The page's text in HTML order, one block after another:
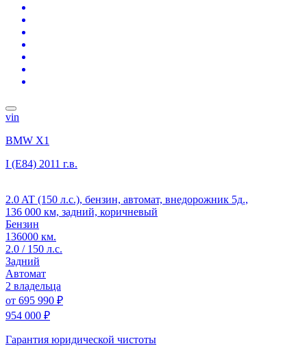
vin
BMW X1
I (E84) 2011 г.в.
2.0 AT (150 л.с.), бензин, автомат, внедорожник 5д.,
136 000 км, задний, коричневый
Бензин
136000 км.
2.0 / 150 л.с.
Задний
Автомат
2 владельца
от 695 990 ₽
954 000 ₽
Гарантия юридической чистоты